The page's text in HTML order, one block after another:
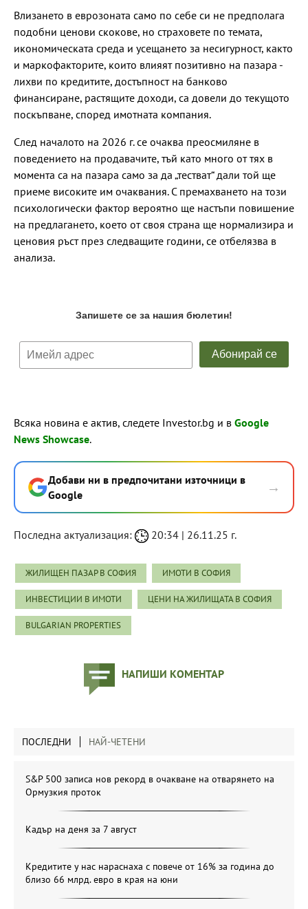
Влизането в еврозоната само по себе си не предполага
подобни ценови скокове, но страховете по темата,
икономическата среда и усещането за несигурност, както
и маркофакторите, които влияят позитивно на пазара -
лихви по кредитите, достъпност на банково
финансиране, растящите доходи, са довели до текущото
поскъпване, според имотната компания.
След началото на 2026 г. се очаква преосмиляне в
поведението на продавачите, тъй като много от тях в
момента са на пазара само за да „тестват“ дали той ще
приеме високите им очаквания. С премахването на този
психологически фактор вероятно ще настъпи повишение
на предлагането, което от своя страна ще нормализира и
ценовия ръст през следващите години, се отбелязва в
анализа.
Всяка новина е актив, следете Investor.bg и в Google
News Showcase.
Добави ни в предпочитани източници в
Google
→
Последна актуализация: 20:34 | 26.11.25 г.
ЖИЛИЩЕН ПАЗАР В СОФИЯ ИМОТИ В СОФИЯ
ИНВЕСТИЦИИ В ИМОТИ ЦЕНИ НА ЖИЛИЩАТА В СОФИЯ
BULGARIAN PROPERTIES
НАПИШИ КОМЕНТАР
ПОСЛЕДНИ НАЙ-ЧЕТЕНИ
S&P 500 записа нов рекорд в очакване на отварянето на
Ормузкия проток
Кадър на деня за 7 август
Кредитите у нас нараснаха с повече от 16% за година до
близо 66 млрд. евро в края на юни